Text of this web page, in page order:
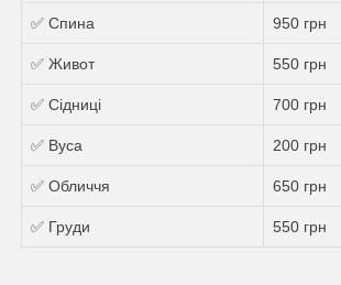
✅ Спина 950 грн
✅ Живот 550 грн
✅ Сідниці 700 грн
✅ Вуса 200 грн
✅ Обличчя 650 грн
✅ Груди 550 грн